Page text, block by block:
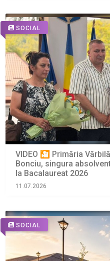
SOCIAL
VIDEO 🎦 Primăria
Bonciu, singura
la Bacalaureat 2026
11.07.2026
SOCIAL